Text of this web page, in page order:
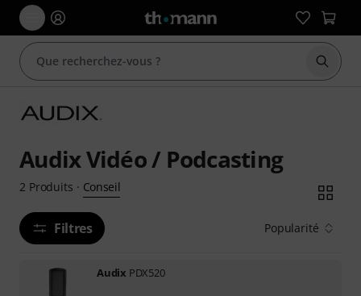
Audix Vidéo / Podcasting
2 Produits · Conseil
Filtres Popularité
Audix PDX520